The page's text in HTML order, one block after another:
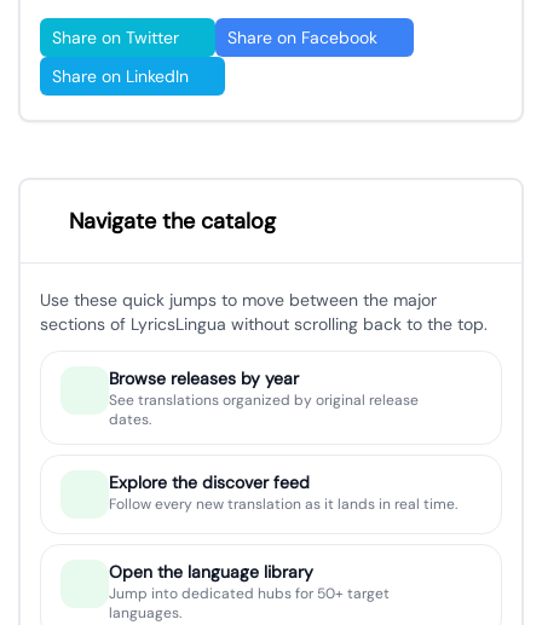
Share on Twitter
Share on Facebook
Share on LinkedIn
Navigate the catalog
Use these quick jumps to move between the major
sections of LyricsLingua without scrolling back to the top.
Browse releases by year
See translations organized by original release
dates.
Explore the discover feed
Follow every new translation as it lands in real time.
Open the language library
Jump into dedicated hubs for 50+ target
languages.